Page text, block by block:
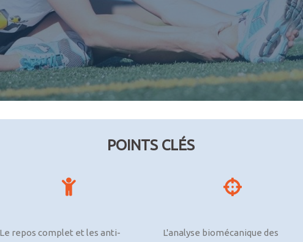
POINTS CLÉS
Le repos complet et les anti-
L'analyse biomécanique des